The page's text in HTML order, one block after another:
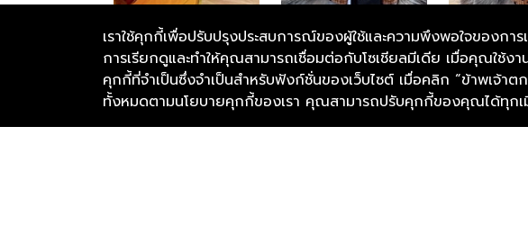
เราใช้คุกกี้เพื่อปรับปรุงประสบการณ์ของผู้ใช้และความพึงพอใจของก
การเรียกดูและทำให้คุณสามารถเชื่อมต่อกับโซเชียลมีเดีย เมื่อคุณใช้ง
คุกกี้ที่จำเป็นซึ่งจำเป็นสำหรับฟังก์ชั่นของเว็บไซต์ เมื่อคลิก “ข้าพเจ้า
ทั้งหมดตามนโยบายคุกกี้ของเรา คุณสามารถปรับคุกกี้ของคุณได้ทุกเ